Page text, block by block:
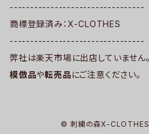
---------------------------------
商標登録済み：X-CLOTHES
---------------------------------
弊社は楽天市場に出店していません。
模倣品や転売品にご注意ください。
© 刺繍の森X-CLOTHES